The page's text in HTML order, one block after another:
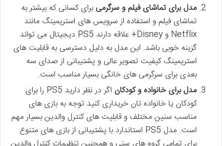
مدل برای تماشای فیلم و سرگرمیبرای کسانی که بیشتر به
تماشای فیلم و استفاده از سرویس های استریمینگ مانند
Netflix و Disney+ علاقه دارند PS5 دیجیتال می تواند
گزینه خوبی باشد. این مدل به دلیل دسترسی به قابلیت های
استریمینگ کیفیت تصویر عالی و پشتیبانی از صدای سه
بعدی برای سرگرمی های خانگی بسیار مناسب است.
مدل برای خانواده و کودکان
اگر در نظر دارید PS5 را برای
کودکان یا خانواده تان خریداری کنید توجه به بازی های
مناسب سنین مختلف و قابلیت های کنترل والدین بسیار مهم
است. مدل PS5 استاندارد با پشتیبانی از بازی های متنوع